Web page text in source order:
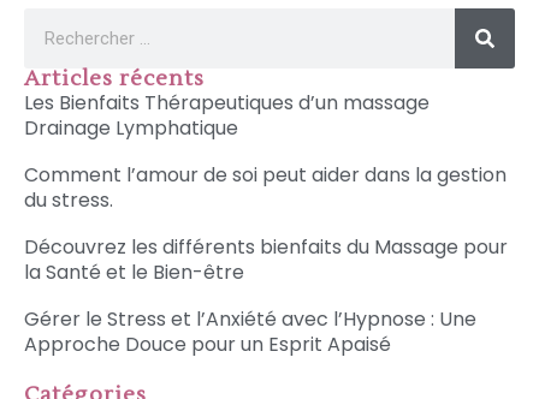
Articles récents
Les Bienfaits Thérapeutiques d’un massage
Drainage Lymphatique
Comment l’amour de soi peut aider dans la gestion
du stress.
Découvrez les différents bienfaits du Massage pour
la Santé et le Bien-être
Gérer le Stress et l’Anxiété avec l’Hypnose : Une
Approche Douce pour un Esprit Apaisé